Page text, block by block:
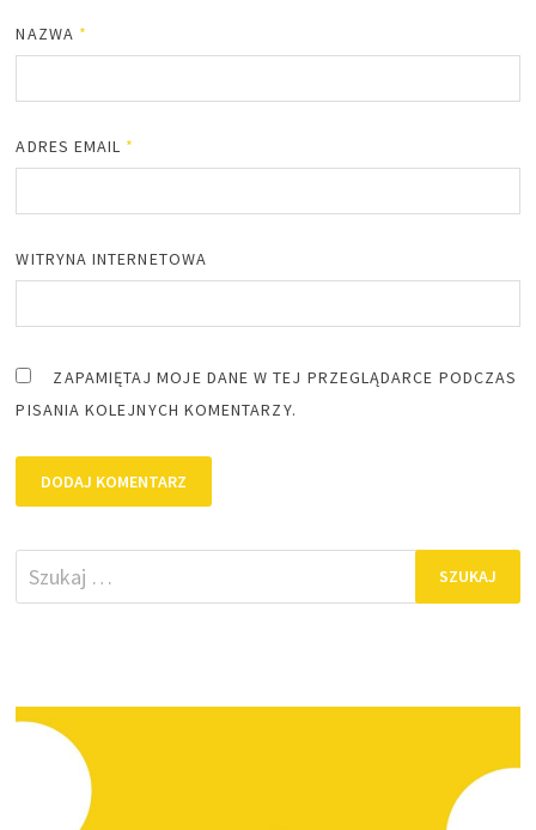
NAZWA *
ADRES EMAIL *
WITRYNA INTERNETOWA
ZAPAMIĘTAJ MOJE DANE W TEJ PRZEGLĄDARCE PODCZAS
PISANIA KOLEJNYCH KOMENTARZY.
Szukaj: